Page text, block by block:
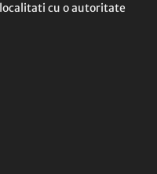
cu o autoritate